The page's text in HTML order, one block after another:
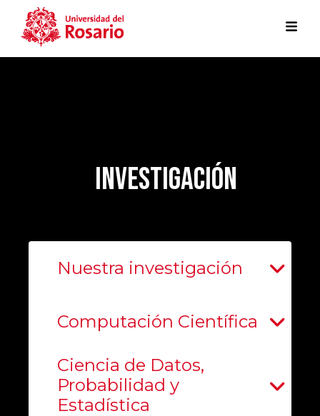
Investigación
Nuestra investigación
Computación Científica
Ciencia de Datos,
Probabilidad y
Estadística